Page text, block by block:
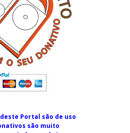
Portal são de uso
são muito